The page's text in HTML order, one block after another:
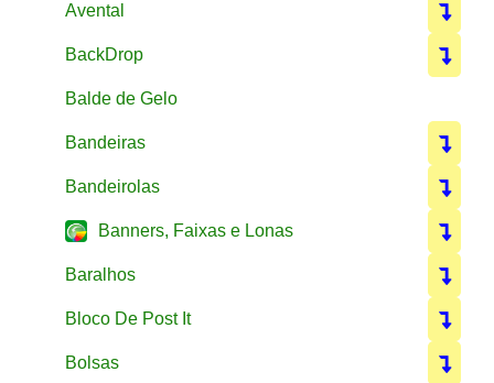
Avental
BackDrop
Balde de Gelo
Bandeiras
Bandeirolas
Banners, Faixas e Lonas
Baralhos
Bloco De Post It
Bolsas